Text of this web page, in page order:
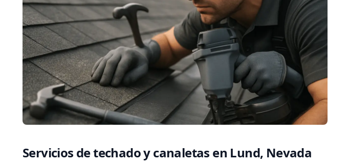
Servicios de techado y canaletas en Lund, Nevada